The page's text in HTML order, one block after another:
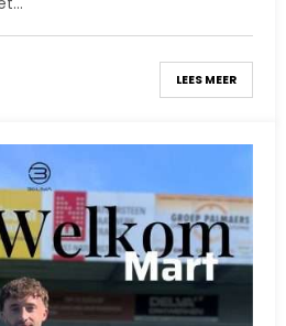
LEES MEER